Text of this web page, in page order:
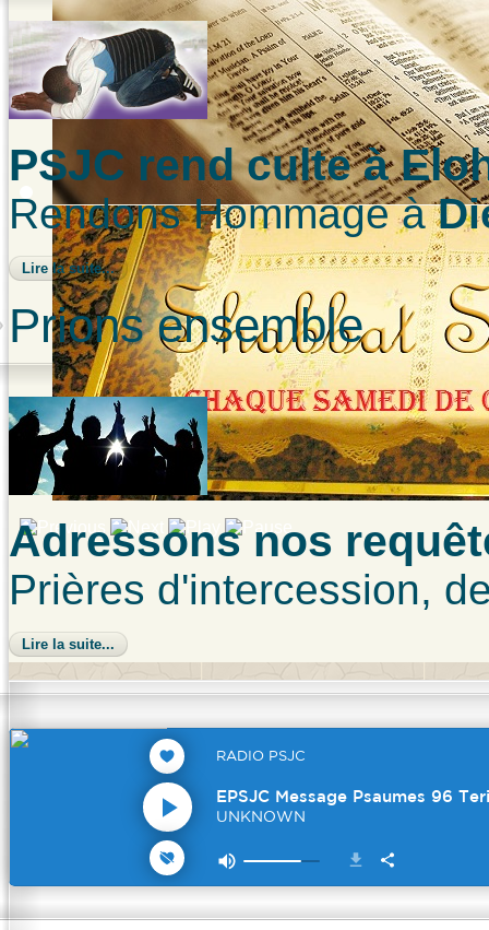
PSJC rend culte à
Rendons Hommage à
Lire la suite...
Prions ensemble
Adressons nos
Prières d'intercession,
Lire la suite...